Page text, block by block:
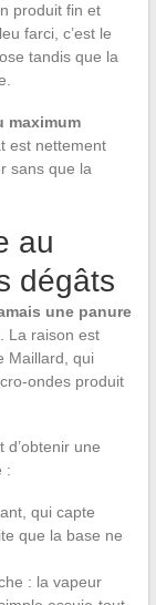
produit fin et
farci, c’est le
tandis que la
maximum
est nettement
sans que la
au
dégâts
une panure
. La raison est
Maillard, qui
ondes produit
une
:
qui capte
que la base ne
: la vapeur